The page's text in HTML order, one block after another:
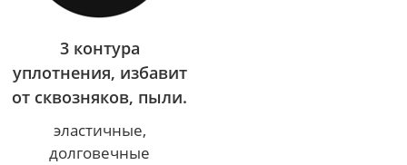
3 контура
уплотнения, избавит
от сквозняков, пыли.
эластичные,
долговечные